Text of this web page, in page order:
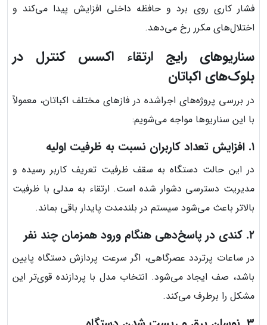
فشار کاری روی برد و حافظه داخلی افزایش پیدا می‌کند و
اختلال‌های مکرر رخ می‌دهد.
سناریوهای رایج ارتقاء اکسس کنترل در
بلوک‌های اکباتان
در بررسی پروژه‌های اجراشده در فازهای مختلف اکباتان، معمولاً
با این سناریوها مواجه می‌شویم:
۱. افزایش تعداد کاربران نسبت به ظرفیت اولیه
در این حالت دستگاه به سقف ظرفیت تعریف کاربر رسیده و
مدیریت دسترسی دشوار شده است. ارتقاء به مدلی با ظرفیت
بالاتر باعث می‌شود سیستم در بلندمدت پایدار باقی بماند.
۲. کندی در پاسخ‌دهی هنگام ورود همزمان چند نفر
در ساعات پرتردد عصرگاهی، اگر سرعت پردازش دستگاه پایین
باشد، صف ایجاد می‌شود. انتخاب مدل با پردازنده قوی‌تر این
مشکل را برطرف می‌کند.